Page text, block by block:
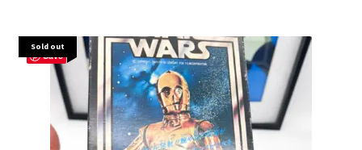
Sold out
Save